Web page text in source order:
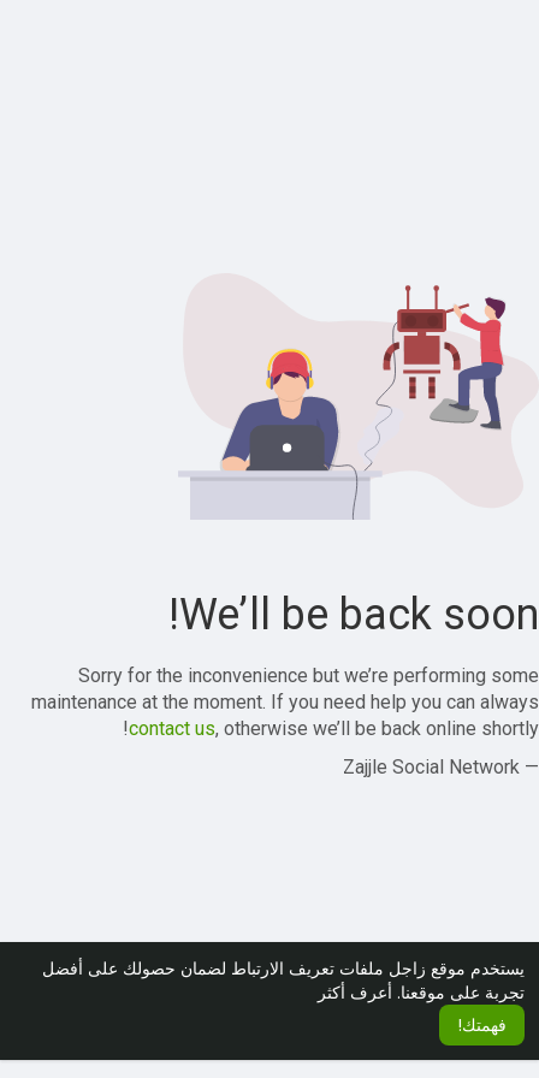
يستخدم موقع زاجل ملفات تعريف الارتباط لضمان حصولك على أفضل
تجربة على موقعنا. أعرف أكثر
فهمتك!
We’ll be back soon!
Sorry for the inconvenience but we’re performing some
maintenance at the moment. If you need help you can always
contact us, otherwise we’ll be back online shortly!
— Zajjle Social Network